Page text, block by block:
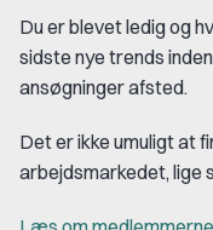
Du er blevet ledig og
sidste nye trends
ansøgninger afsted.
Det er ikke umuligt at
arbejdsmarkedet, lige